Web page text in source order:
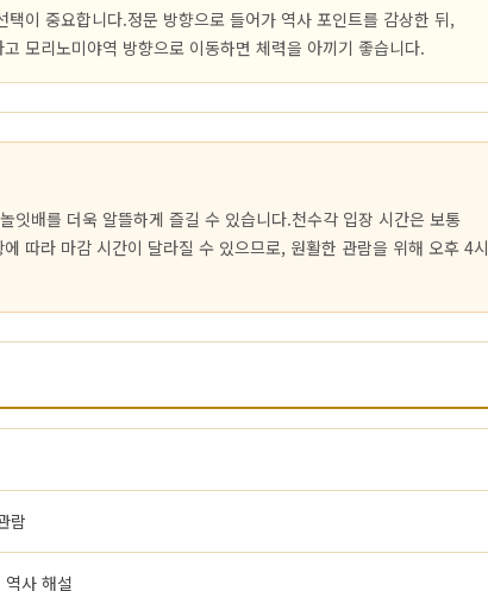
이 중요합니다.정문 방향으로 들어가 역사 포인트를 감상한 뒤,
모리노미야역 방향으로 이동하면 체력을 아끼기 좋습니다.
잇배를 더욱 알뜰하게 즐길 수 있습니다.천수각 입장 시간은 보통
따라 마감 시간이 달라질 수 있으므로, 원활한 관람을 위해 오후 4시
람
사 해설